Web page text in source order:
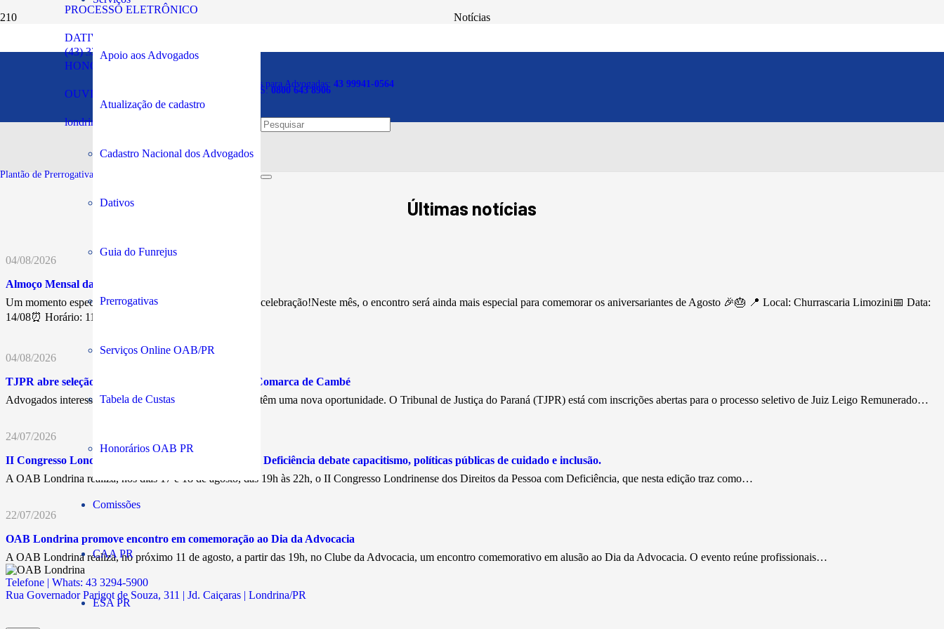
PROCESSO ELETRÔNICO
DATIVOS
HONORÁRIOS
OUVIDORIA
(43) 3294-5900
londrina@oabpr.org.br
Plantão de Prerrogativas para Advogadas: 43 99941-0564
SOS PRERROGATIVAS: 0800 643 8906
Apoio aos Advogados
Atualização de cadastro
Cadastro Nacional dos Advogados
Dativos
Guia do Funrejus
Prerrogativas
Serviços Online OAB/PR
Tabela de Custas
Honorários OAB PR
Comissões
CAA PR
ESA PR
Plantão de Prerrogativas da Subseção:
Notícias
Reunião com Convidado da Comissão de Direito Previdenciário
23/02/2026
Últimas notícias
04/08/2026
Almoço Mensal da Advocacia
Um momento especial de confraternização, networking e celebração!Neste mês, o encontro será ainda mais especial para comemorar os aniversariantes de Agosto 🎉🎂 📍 Local: Churrascaria Limozini📅 Data:
14/08⏰ Horário: 11h30💰…
04/08/2026
TJPR abre seleção para Juiz Leigo Remunerado na Comarca de Cambé
Advogados interessados em atuar nos Juizados Especiais têm uma nova oportunidade. O Tribunal de Justiça do Paraná (TJPR) está com inscrições abertas para o processo seletivo de Juiz Leigo Remunerado…
24/07/2026
II Congresso Londrinense dos Direitos da Pessoa com Deficiência debate capacitismo, políticas públicas de cuidado e inclusão.
A OAB Londrina realiza, nos dias 17 e 18 de agosto, das 19h às 22h, o II Congresso Londrinense dos Direitos da Pessoa com Deficiência, que nesta edição traz como…
22/07/2026
OAB Londrina promove encontro em comemoração ao Dia da Advocacia
A OAB Londrina realiza, no próximo 11 de agosto, a partir das 19h, no Clube da Advocacia, um encontro comemorativo em alusão ao Dia da Advocacia. O evento reúne profissionais…
Telefone | Whats: 43 3294-5900
Rua Governador Parigot de Souza, 311 | Jd. Caiçaras | Londrina/PR